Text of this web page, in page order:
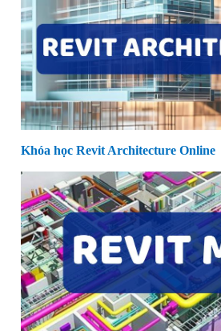
Khóa học Revit Architecture Online